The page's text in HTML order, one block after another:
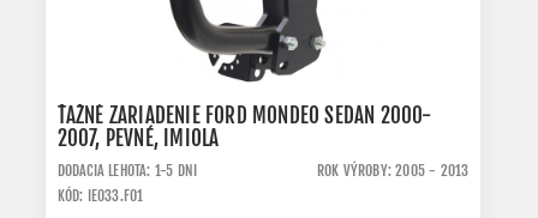
ŤAŽNÉ ZARIADENIE FORD MONDEO SEDAN 2000-
2007, PEVNÉ, IMIOLA
DODACIA LEHOTA: 1-5 DNI
ROK VÝROBY: 2005 - 2013
KÓD: IE033.FO1